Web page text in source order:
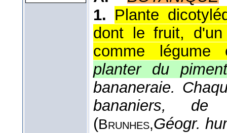
1. Plante
dont le fruit,
comme légume
planter du piment
bananeraie.
bananiers,
(Brunhes,Géogr.